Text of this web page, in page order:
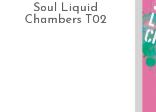
Soul Liquid
Chambers T02